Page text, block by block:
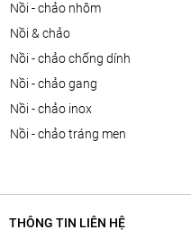
nồi - chảo nhôm
nồi & chảo
nồi - chảo chống dính
nồi - chảo gang
nồi - chảo inox
nồi - chảo tráng men
THÔNG TIN LIÊN HỆ